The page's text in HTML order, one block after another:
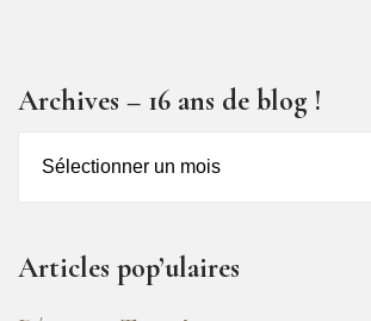
Archives – 16 ans de blog !
de
blog
Articles pop’ulaires